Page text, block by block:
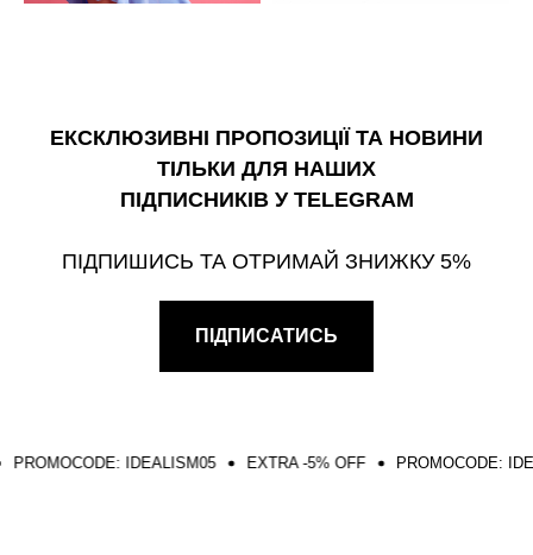
ЕКСКЛЮЗИВНІ ПРОПОЗИЦІЇ ТА НОВИНИ
ТІЛЬКИ ДЛЯ НАШИХ
ПІДПИСНИКІВ У TELEGRAM
ПІДПИШИСЬ ТА ОТРИМАЙ ЗНИЖКУ 5%
ПІДПИСАТИСЬ
IDEALISM05 EXTRA -5% OFF PROMOCODE: